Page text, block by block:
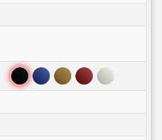
Đen Xanh Nâu Đỏ Trắng